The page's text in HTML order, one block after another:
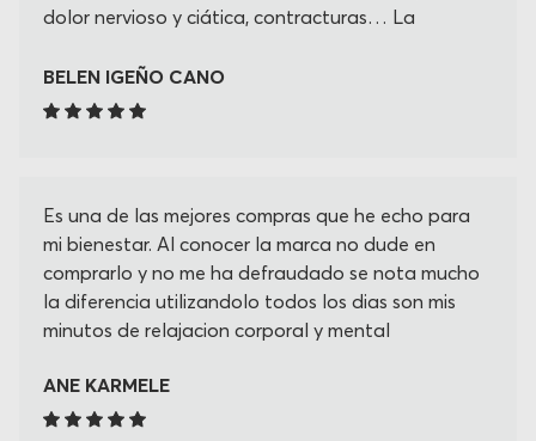
dolor nervioso y ciática, contracturas… La
adquirido, estoy a la espera de recibir el cojín
cervical que creo que será un accesorio
BELEN IGEÑO CANO
Es una de las mejores compras que he echo para
mi bienestar. Al conocer la marca no dude en
comprarlo y no me ha defraudado se nota mucho
la diferencia utilizandolo todos los dias son mis
minutos de relajacion corporal y mental
ANE KARMELE